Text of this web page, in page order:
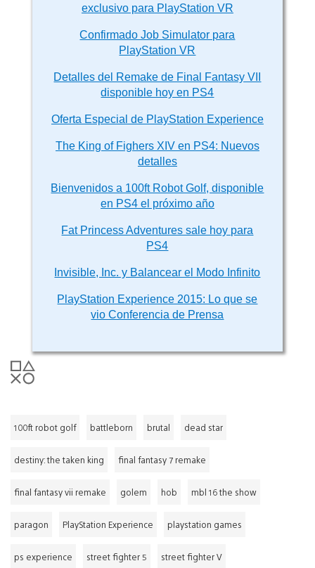
exclusivo para PlayStation VR
Confirmado Job Simulator para
PlayStation VR
Detalles del Remake de Final Fantasy VII
disponible hoy en PS4
Oferta Especial de PlayStation Experience
The King of Fighers XIV en PS4: Nuevos
detalles
Bienvenidos a 100ft Robot Golf, disponible
en PS4 el próximo año
Fat Princess Adventures sale hoy para
PS4
Invisible, Inc. y Balancear el Modo Infinito
PlayStation Experience 2015: Lo que se
vio Conferencia de Prensa
100ft robot golf battleborn brutal dead star
destiny: the taken king final fantasy 7 remake
final fantasy vii remake golem hob mbl 16 the show
paragon PlayStation Experience playstation games
ps experience street fighter 5 street fighter V